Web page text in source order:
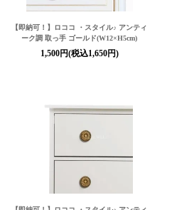
【即納可！】ロココ ・スタイル♪ アンティ
ーク調 取っ手 ゴールド(W12×H5cm)
1,500円(税込1,650円)